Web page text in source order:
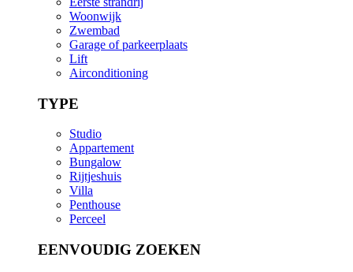
Woonwijk
Zwembad
Garage of parkeerplaats
Lift
Airconditioning
TYPE
Studio
Appartement
Bungalow
Rijtjeshuis
Villa
Penthouse
Perceel
EENVOUDIG ZOEKEN